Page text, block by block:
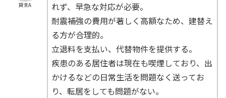
貸主A
れず、早急な対応が必要。
耐震補強の費用が著しく高額なため、建替え
る方が合理的。
立退料を支払い、代替物件を提供する。
疾患のある居住者は現在も喫煙しており、出
かけるなどの日常生活を問題なく送ってお
り、転居をしても問題がない。